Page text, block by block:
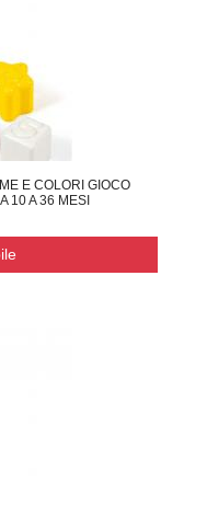
E COLORI GIOCO
10 A 36 MESI